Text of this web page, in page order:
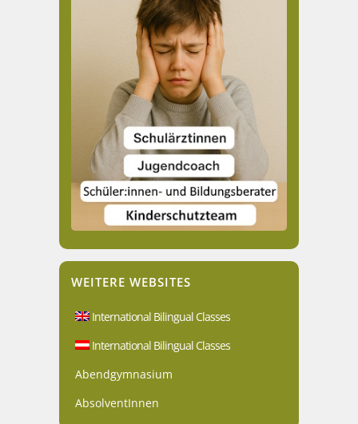
WEITERE WEBSITES
International Bilingual Classes
International Bilingual Classes
Abendgymnasium
AbsolventInnen